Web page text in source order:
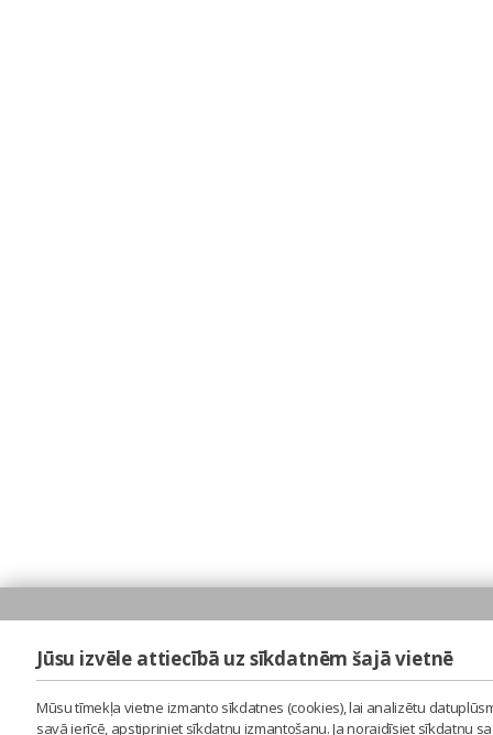
Jūsu izvēle attiecībā uz sīkdatnēm šajā vietnē
Mūsu tīmekļa vietne izmanto sīkdatnes (cookies), lai analizētu
savā ierīcē, apstipriniet sīkdatņu izmantošanu. Ja noraidīsiet sīkdatņu